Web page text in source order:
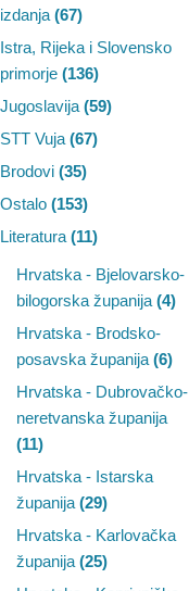
izdanja (67)
Istra, Rijeka i Slovensko
primorje (136)
Jugoslavija (59)
STT Vuja (67)
Brodovi (35)
Ostalo (153)
Literatura (11)
Hrvatska - Bjelovarsko-
bilogorska županija (4)
Hrvatska - Brodsko-
posavska županija (6)
Hrvatska - Dubrovačko-
neretvanska županija
(11)
Hrvatska - Istarska
županija (29)
Hrvatska - Karlovačka
županija (25)